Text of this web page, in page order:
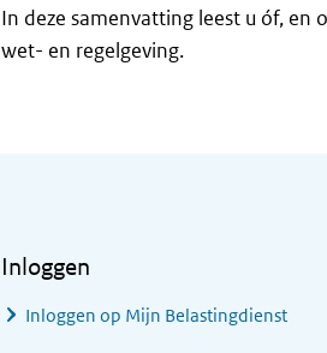
In deze samenvatting leest u óf, en
wet- en regelgeving.
Inloggen
Inloggen op Mijn Belastingdienst